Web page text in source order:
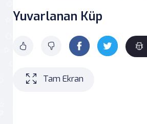
Yuvarlanan Küp
Tam Ekran